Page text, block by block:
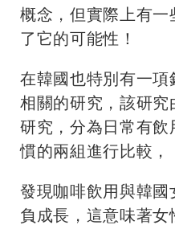
概念，但實際上有一
了它的可能性！
在韓國也特別有一項
相關的研究，該研
研究，分為日常有飲
慣的兩組進行比較，
發現咖啡飲用與韓
負成長，這意味著